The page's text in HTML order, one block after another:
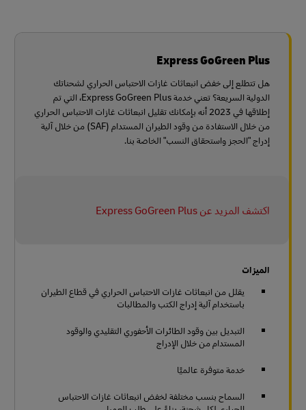
Express GoGreen Plus
هل تتطلع إلى خفض انبعاثات غازات الاحتباس الحراري لشحناتك
الدولية السريعة؟ تعني خدمة Express GoGreen Plus، التي تم
إطلاقها في 2023 أنه بإمكانك تقليل انبعاثات غازات الاحتباس الحراري
من خلال الاستفادة من وقود الطيران المستدام (SAF) من خلال آلية
إدراج "الحجز واستحقاق النسب" الخاصة بنا.
اكتشف المزيد عن Express GoGreen Plus
الميزات
يقلل من انبعاثات غازات الاحتباس الحراري في قطاع الطيران
باستخدام آلية إدراج الكتب والمطالبات
التبديل بين وقود الطائرات الأحفوري التقليدي والوقود
المستدام من خلال الإدراج
خدمة متوفرة عالميًا
السماح بنسب مختلفة لخفض انبعاثات غازات الاحتباس